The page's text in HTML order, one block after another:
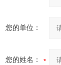
您的单位：
您的姓名：